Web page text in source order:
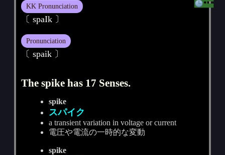
KK Pronunciation
〔 spaIk 〕
Pronunciation
〔 spaik 〕
The spike has 17 Senses.
spike
スパイク
a transient variation in voltage or current
電圧や電流の一時的な変動
spike